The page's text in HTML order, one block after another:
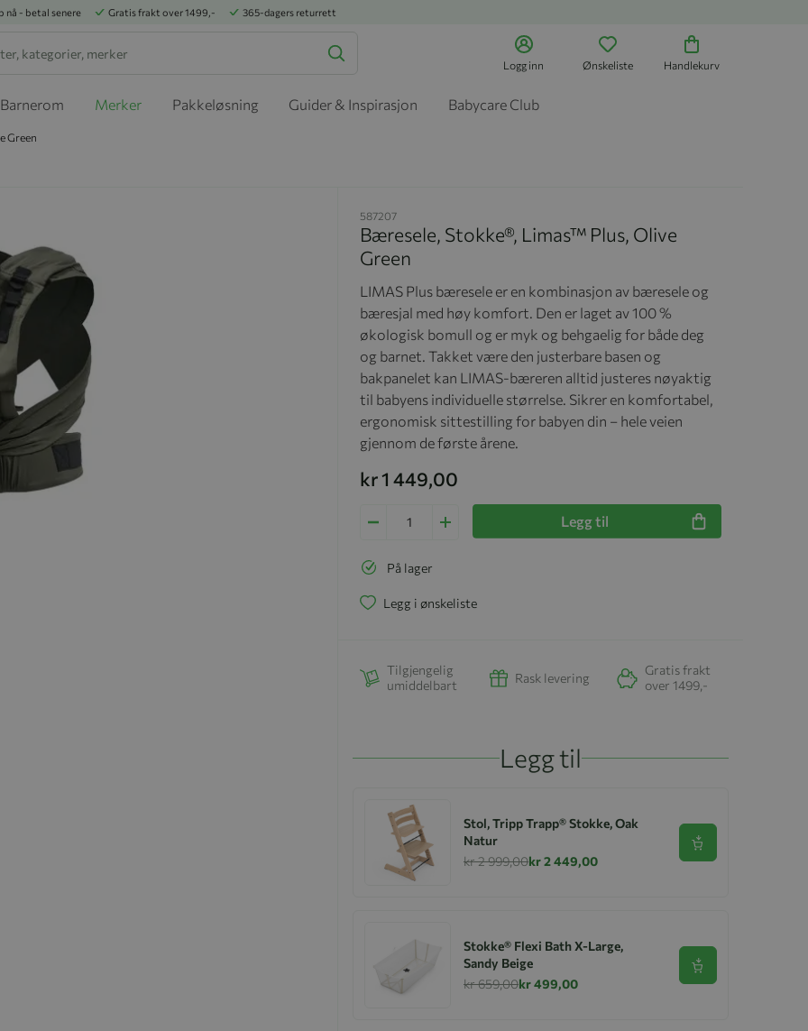
nå - betal senere Gratis frakt over 1499,- 365-dagers returrett
Logg inn Ønskeliste Handlekurv
Barnerom Merker Pakkeløsning Guider & Inspirasjon Babycare Club
Green
587207
Bæresele, Stokke®, Limas™ Plus, Olive
Green
LIMAS Plus bæresele er en kombinasjon av bæresele og
bæresjal med høy komfort. Den er laget av 100 %
økologisk bomull og er myk og behgaelig for både deg
og barnet. Takket være den justerbare basen og
bakpanelet kan LIMAS-bæreren alltid justeres nøyaktig
til babyens individuelle størrelse. Sikrer en komfortabel,
ergonomisk sittestilling for babyen din – hele veien
gjennom de første årene.
kr 1 449,00
Legg til
På lager
Legg i ønskeliste
Tilgjengelig
umiddelbart
Rask levering
Gratis frakt
over 1499,-
Legg til
Stol, Tripp Trapp® Stokke, Oak
Natur
kr 2 999,00kr 2 449,00
Se produkt
Stokke® Flexi Bath X-Large,
Sandy Beige
kr 659,00kr 499,00
Se produkt